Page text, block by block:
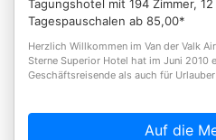
Tagungshotel mit 194 Zimmer,
Tagespauschalen ab 85,00*
Herzlich Willkommen im Van der Valk
Sterne Superior Hotel hat im Juni 2010
Geschäftsreisende als auch für
Auf die